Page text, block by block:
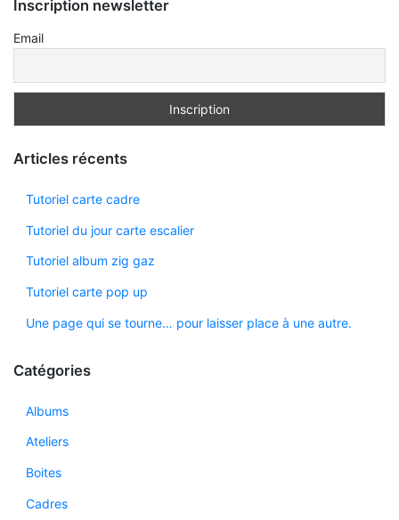
Inscription newsletter
Email
Articles récents
Tutoriel carte cadre
Tutoriel du jour carte escalier
Tutoriel album zig gaz
Tutoriel carte pop up
Une page qui se tourne… pour laisser place à une autre.
Catégories
Albums
Ateliers
Boites
Cadres